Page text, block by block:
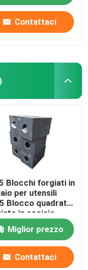
Contattaci
Blocchi forgiati in
per utensili
Blocco quadrato
in acciaio
Lf2
Miglior prezzo
Contattaci